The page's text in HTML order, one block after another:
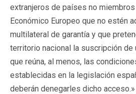
extranjeros de países no
Económico Europeo que no estén
multilateral de garantía y que
territorio nacional la suscripción de
que reúna, al menos, las
establecidas en la legislación
deberán denegarles dicho acceso.»